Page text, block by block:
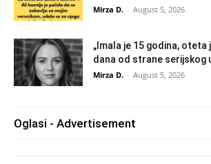
Mirza D. - August 5, 2026
„Imala je 15 godina, oteta
dana od strane serijskog
Mirza D. - August 5, 2026
Oglasi - Advertisement